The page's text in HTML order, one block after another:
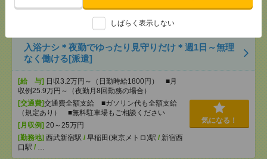
しばらく表示しない
交通費全額支給
立川北駅 /
気になる！
入浴ナシ＊夜勤でゆったり見守りだけ＊週1日～無理
なく働ける[派遣]
[給 与] 日収3.2万円～（日勤時給1800円） ■月
収例25.9万円～（夜勤月8回勤務の場合）
[交通費]交通費全額支給 ■ガソリン代も全額支給
（規定あり） ■無料駐車場もご相談ください
[月収例] 20～25万円
[勤務地] 西武新宿駅 / 早稲田(東京メトロ)駅 / 新宿西
口駅 / …
気になる！